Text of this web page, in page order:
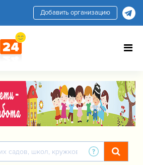
Добавить организацию